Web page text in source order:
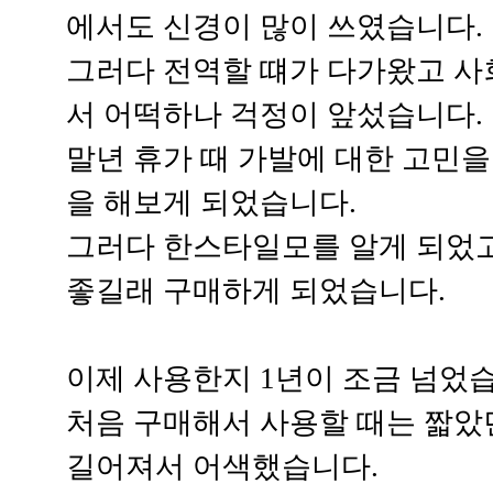
에서도 신경이 많이 쓰였습니다.
그러다 전역할 떄가 다가왔고 사
서 어떡하나 걱정이 앞섰습니다.
말년 휴가 때 가발에 대한 고민
을 해보게 되었습니다.
그러다 한스타일모를 알게 되었
좋길래 구매하게 되었습니다.
이제 사용한지 1년이 조금 넘었
처음 구매해서 사용할 때는 짧았
길어져서 어색했습니다.